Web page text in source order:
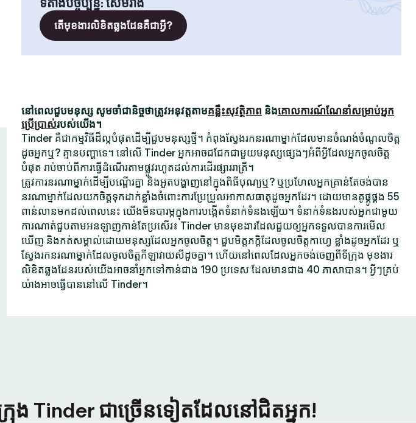
ទីតាំងបច្ចុប្បន្ន: សែមរ៉ាង
តើមុខងារលិខិតឆ្លងដែនគឺជាអ្វី?
នៅពេលជួបមនុស្ស សូមចាំជានិច្ចថាត្រូវអនុវត្តតាមគន្លឹះសុវត្ថិភាព និងគោលការណ៍ណែនាំសម្រាប់អ្នក
ប្រើប្រាស់របស់យើង។
Tinder គឺជាកម្មវិធីដ៏ល្អបំផុតដើម្បីជួបមនុស្សថ្មី។ កំពុងស្វែងរកនរណាម្នាក់ដែលមានចំណង់ចំណូលចិត្ត
ដូចអ្នកឬ? គ្មានបញ្ហាទេ។ នៅលើ Tinder អ្នកអាចជជែកជាមួយមនុស្សផ្សេងៗអំពីអ្វីដែលអ្នកចូលចិត្ត
បំផុត រាប់ចាប់ពីការធ្វើដំណើរតាមផ្លូវរហូតដល់ការដើរផ្សាររាត្រី។
ត្រូវការនរណាម្នាក់ដើម្បីបណ្តើរគ្នា និងអួតបង្ហាញនៅក្នុងពិធីបុណ្យឬ? ឬប្រហែលអ្នកគ្រាន់តែចង់បាន
នរណាម្នាក់ដែលយកចិត្តទុកដាក់ខ្លាំងចំពោះការប្រែប្រួលអាកាសធាតុដូចអ្នកដែរ។ ដោយមានគូផ្គូផ្គង 55
ពាន់លានមកដល់ពេលនេះ យើងមិនបារម្ភក្នុងការបង្កើតទំនាក់ទំនងឡើយ។ ទំនាក់ទំនងរបស់អ្នកជាមួយ
ការណាត់ជួបតាមអនឡាញកាន់តែប្រសើរ៖ Tinder មានមុខងារដែលជួយឲ្យអ្នកទទួលបានការមើល
ឃើញ និងកត់សម្គាល់ដោយមនុស្សដែលអ្នកចូលចិត្ត។ ជួបមិត្តភក្តិដែលចូលចិត្តកាហ្វេ ខ្លាំងដូចអ្នកដែរ ឬ
ស្វែងរកនរណាម្នាក់ដែលចូលចិត្តកីឡាវាយសីដូចគ្នា។ ហើយនៅពេលដែលអ្នកចង់ចេញពីទីក្រុង មុខងារ
លិខិតឆ្លងដែនរបស់យើងអាចនាំអ្នកទៅកាន់ជាង 190 ប្រទេស ដែលមានជាង 40 ភាសាបាន។ អ្វីៗគ្រប់
យ៉ាងអាចធ្វើបាននៅលើ Tinder។
ង Tinder ជាច្រើនទៀតដែលនៅជិតអ្នក!